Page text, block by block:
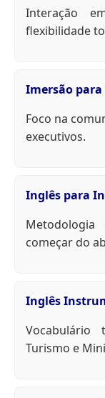
Interação
flexibilidade
Imersão
Foco na
executivos.
Inglês para
começar do
Inglês
Vocabulário
Turismo e